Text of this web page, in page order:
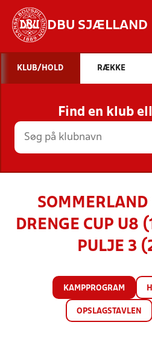
DBU SJÆLLAND
STILLINGER,
HOLD
KLUB/HOLD RÆKKE
Find en klub
DRENGE CUP U8
PULJE 3
KAMPPROGRAM
OPSLAGSTAVLEN